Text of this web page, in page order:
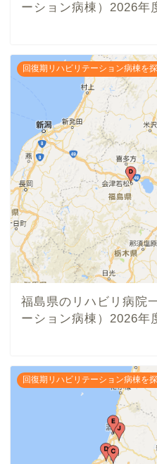
ーション病棟）2026年
回復期リハビリテーション病棟を
福島県のリハビリ病院
ーション病棟）2026年
回復期リハビリテーション病棟を